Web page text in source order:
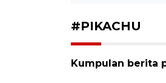
#PIKACHU
Kumpulan berita